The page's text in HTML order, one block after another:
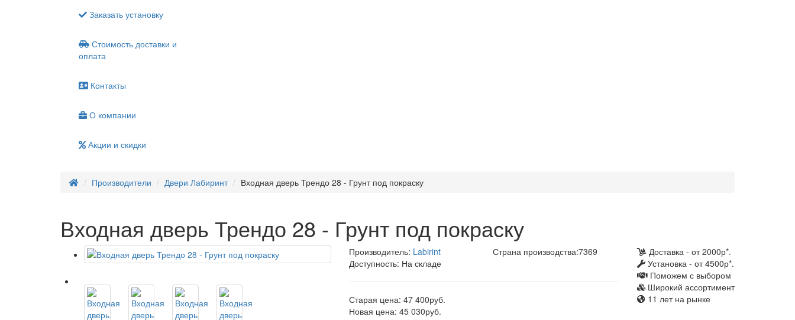
Заказать установку
Стоимость доставки и
оплата
Контакты
О компании
Акции и скидки
Производители Двери Лабиринт Входная дверь Трендо 28 - Грунт под покраску
Входная дверь Трендо 28 - Грунт под покраску
Производитель: Labirint Страна производства:7369
Доступность: На складе
Старая цена: 47 400руб.
Новая цена: 45 030руб.
Доставка - от 2000р*.
Установка - от 4500р*.
Поможем с выбором
Широкий ассортимент
11 лет на рынке